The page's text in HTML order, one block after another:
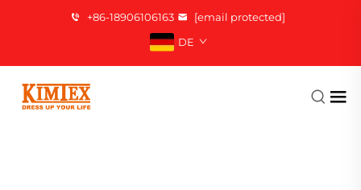
+86-18906106163
[email protected]
DE